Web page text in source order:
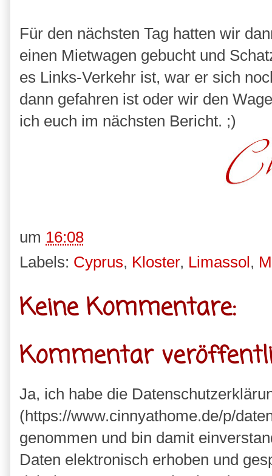
Für den nächsten Tag hatten wir
einen Mietwagen gebucht und
es Links-Verkehr ist, war er sich
dann gefahren ist oder wir den
ich euch im nächsten Bericht. ;)
um 16:08
Labels: Cyprus, Kloster, Limassol,
Keine Kommentare:
Kommentar
Ja, ich habe die
(https://www.cinnyathome.de/p/
genommen und bin damit
Daten elektronisch erhoben und